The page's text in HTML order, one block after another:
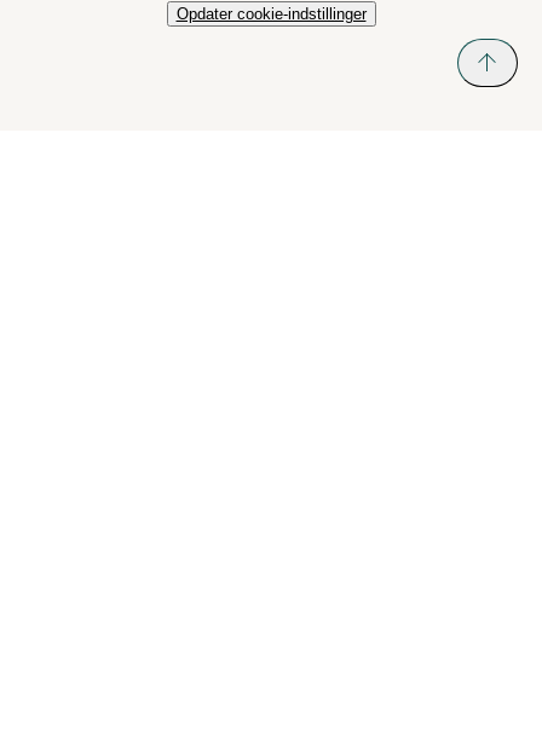
Opdater cookie-indstillinger